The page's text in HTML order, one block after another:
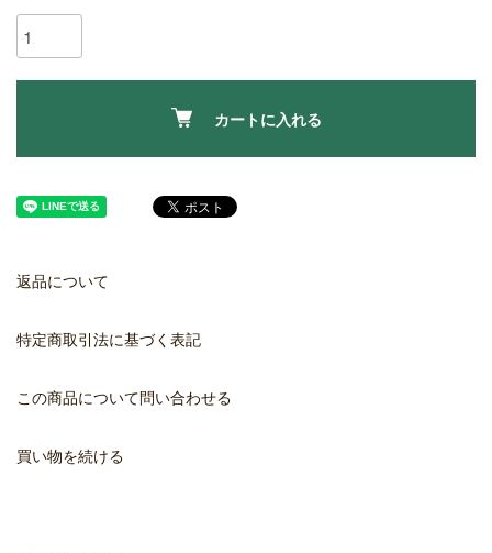
カートに入れる
返品について
特定商取引法に基づく表記
この商品について問い合わせる
買い物を続ける